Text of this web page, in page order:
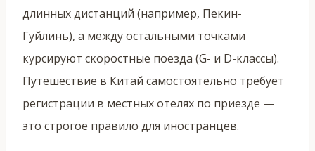
длинных дистанций (например, Пекин-
Гуйлинь), а между остальными точками
курсируют скоростные поезда (G- и D-классы).
Путешествие в Китай самостоятельно требует
регистрации в местных отелях по приезде —
это строгое правило для иностранцев.